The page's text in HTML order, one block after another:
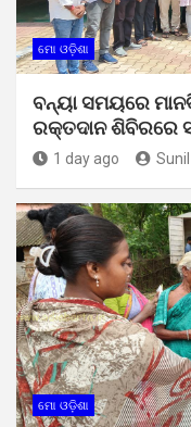
ମୋ ଓଡ଼ିଶା
ବନ୍ୟା ସମୟରେ
ରକ୍ତଦାନ ଶିବିରରେ
1 day ago
ମୋ ଓଡ଼ିଶା